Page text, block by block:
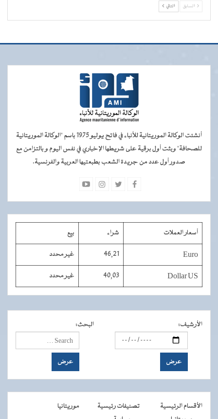
السابق التالي
أنشئت الوكالة الموريتانية للأنباء في فاتح يوليو 1975 باسم "الوكالة الموريتانية
للصحافة" وبثت أول برقية على شريطها الإخباري في نفس اليوم و بالتزامن مع
صدور أول عدد من جريدة الشعب بطبعتيها العربية والفرنسية.
أسعار العملات شراء بيع
Euro
46,21 غير محدد
Dollar US
40,03 غير محدد
الأرشيف: البحث:
الأقسام الرئيسية تصنيفات رئيسية
موريتانيا